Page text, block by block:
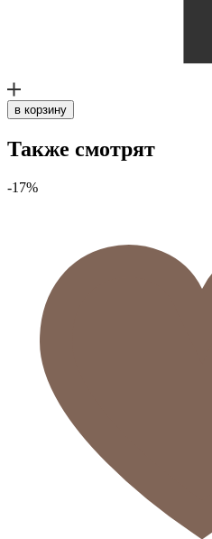
в корзину
Также смотрят
-17%